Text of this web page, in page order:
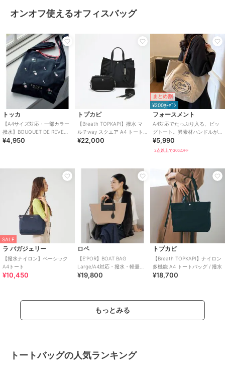
オンオフ使えるオフィスバッグ
トッカ
【A4サイズ対応・一部カラー
撥水】BOUQUET DE REVE
ECO BAG エコバッグ
¥4,950
トプカピ
【Breath TOPKAPI】撥水 マ
ルチway スクエア A4 トート
バッグ / 10ポケット
¥22,000
まとめ割
¥200ｸｰﾎﾟﾝ
フォースメント
A4対応でたっぷり入る、ビッ
グトート。異素材ハンドルが
アクセントのキャンバストー
トバッグ
¥5,990
2点以上で30%OFF
SALE
ラ バガジェリー
【撥水ナイロン】ベーシック
A4トート
¥10,450
ロペ
【E'POR】BOAT BAG
Large/A4対応・撥水・軽量・
26AW
¥19,800
トプカピ
【Breath TOPKAPI】ナイロン
多機能 A4 トートバッグ / 撥水
¥18,700
もっとみる
トートバッグの人気ランキング